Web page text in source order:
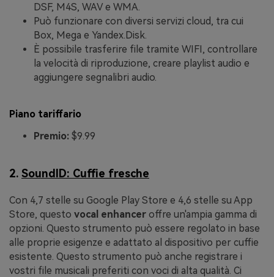
DSF, M4S, WAV e WMA.
Può funzionare con diversi servizi cloud, tra cui
Box, Mega e Yandex.Disk.
È possibile trasferire file tramite WIFI, controllare
la velocità di riproduzione, creare playlist audio e
aggiungere segnalibri audio.
Piano tariffario
Premio: $9.99
2. SoundID: Cuffie fresche
Con 4,7 stelle su Google Play Store e 4,6 stelle su App
Store, questo vocal enhancer offre un'ampia gamma di
opzioni. Questo strumento può essere regolato in base
alle proprie esigenze e adattato al dispositivo per cuffie
esistente. Questo strumento può anche registrare i
vostri file musicali preferiti con voci di alta qualità. Ci